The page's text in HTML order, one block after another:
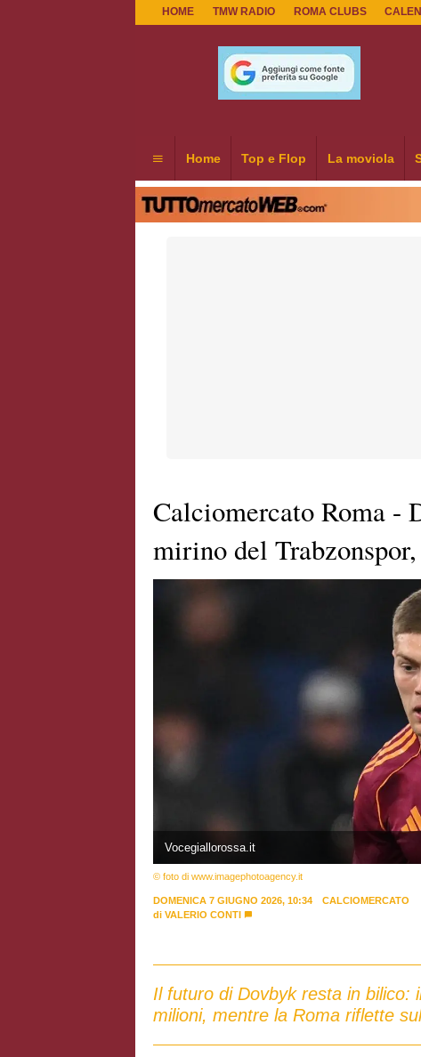
HOME TMW RADIO ROMA CLUBS
Home Top e Flop La moviola
Calciomercato Roma -
mirino del
Vocegiallorossa.it
© foto di www.imagephotoagency.it
DOMENICA 7 GIUGNO 2026, 10:34
CALCIOMERCATO
di VALERIO CONTI
Il futuro di Dovbyk resta in bilico:
milioni, mentre la Roma riflette